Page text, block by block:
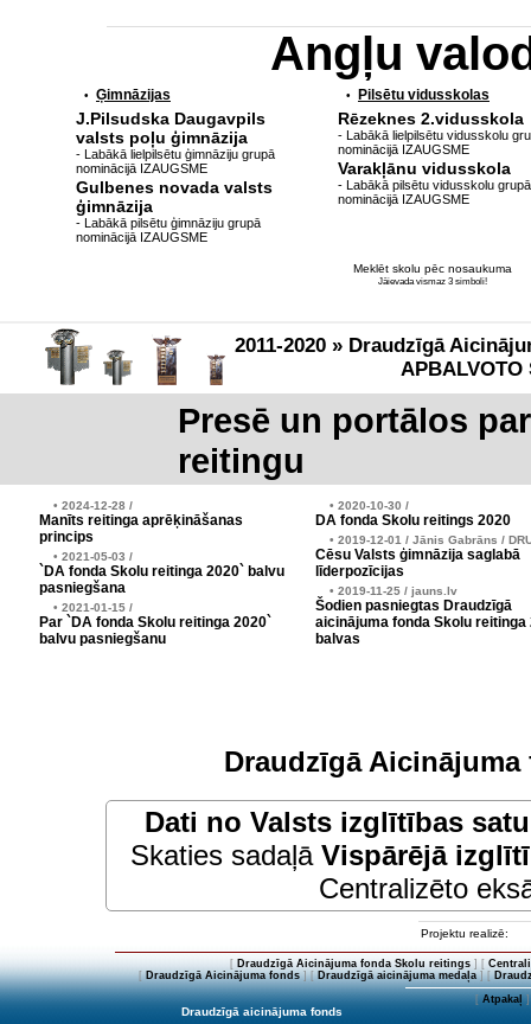
Angļu
• Ģimnāzijas
J.Pilsudska Daugavpils
valsts poļu ģimnāzija
- Labākā lielpilsētu ģimnāziju grupā
nominācijā IZAUGSME
Gulbenes novada valsts
ģimnāzija
- Labākā pilsētu ģimnāziju grupā
nominācijā IZAUGSME
• Pilsētu vidusskolas
Rēzeknes 2.vidusskola
- Labākā lielpilsētu vidusskolu
nominācijā IZAUGSME
Varakļānu vidusskola
- Labākā pilsētu vidusskolu grupā
nominācijā IZAUGSME
Meklēt skolu pēc nosaukuma
Jāievada vismaz 3 simboli!
2011-2020 » Draudzīgā
APBALVOTO
Presē un portālos
reitingu
• 2024-12-28 /
Manīts reitinga aprēķināšanas
princips
• 2021-05-03 /
`DA fonda Skolu reitinga 2020` balvu
pasniegšana
• 2021-01-15 /
Par `DA fonda Skolu reitinga 2020`
balvu pasniegšanu
• 2020-10-30 /
DA fonda Skolu reitings 2020
• 2019-12-01 / Jānis Gabrāns /
Cēsu Valsts ģimnāzija saglabā
līderpozīcijas
• 2019-11-25 / jauns.lv
Šodien pasniegtas Draudzīgā
aicinājuma fonda Skolu reitinga
balvas
Draudzīgā
Dati no Valsts izglītības
Skaties sadaļā Vispārējā
Centralizēto
Projektu realizē:
[ Draudzīgā Aicinājuma fonda Skolu reitings] [
[Draudzīgā Aicinājuma fonds] [Draudzīgā aicinājuma medaļa] [
[Atpakaļ]
Draudzīgā aicinājuma fonds